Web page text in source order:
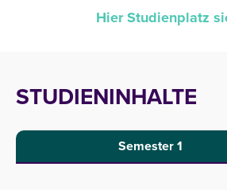
Hier Studienplatz
STUDIENINHALTE
Semester 1